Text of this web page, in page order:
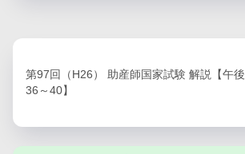
第97回（H26） 助産師国家試験 解説【午後
36～40】